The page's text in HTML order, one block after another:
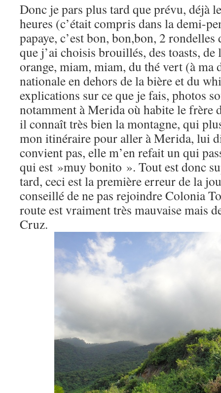
Donc je pars plus tard que prévu, déjà
heures (c’était compris dans la demi-
papaye, c’est bon, bon,bon, 2
que j’ai choisis brouillés, des toasts,
orange, miam, miam, du thé vert (à ma
nationale en dehors de la bière et du
explications sur ce que je fais, photos
notamment à Merida où habite le frère
il connaît très bien la montagne, qui
mon itinéraire pour aller à Merida, lui
convient pas, elle m’en refait un qui
qui est »muy bonito ». Tout est donc
tard, ceci est la première erreur de la
conseillé de ne pas rejoindre Colonia
route est vraiment très mauvaise mais
Cruz.